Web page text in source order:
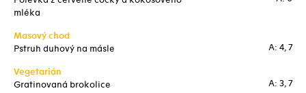
mléka
Masový chod
Pstruh duhový na másle
A: 4, 7
Vegetarián
Gratinovaná brokolice
A: 3, 7